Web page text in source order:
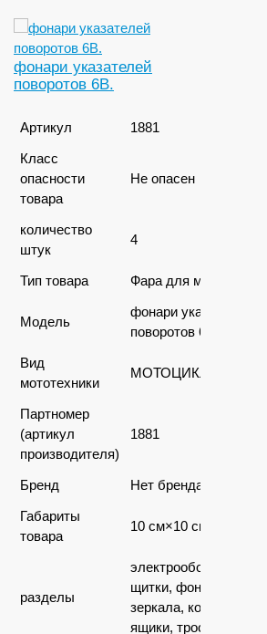
фонари указателей
поворотов 6В.
Артикул
1881
Класс
опасности
товара
Не опасен
количество
штук
4
Тип товара Фара для мототехники
Модель
фонари указателей
поворотов 6В.
Вид
мототехники
МОТОЦИКЛЫ
Партномер
(артикул
производителя)
1881
Бренд
Нет бренда
Габариты
товара
10 см×10 см×5 см
разделы
электрооборудование,
щитки, фонари,
зеркала, кожухи,
ящики, тросы...